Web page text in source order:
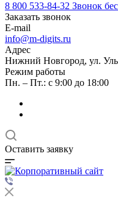
8 800 533-84-32 Звонок
Заказать звонок
E-mail
info@m-digits.ru
Адрес
Нижний Новгород, ул.
Режим работы
Пн. – Пт.: с 9:00 до 18:00
Оставить заявку